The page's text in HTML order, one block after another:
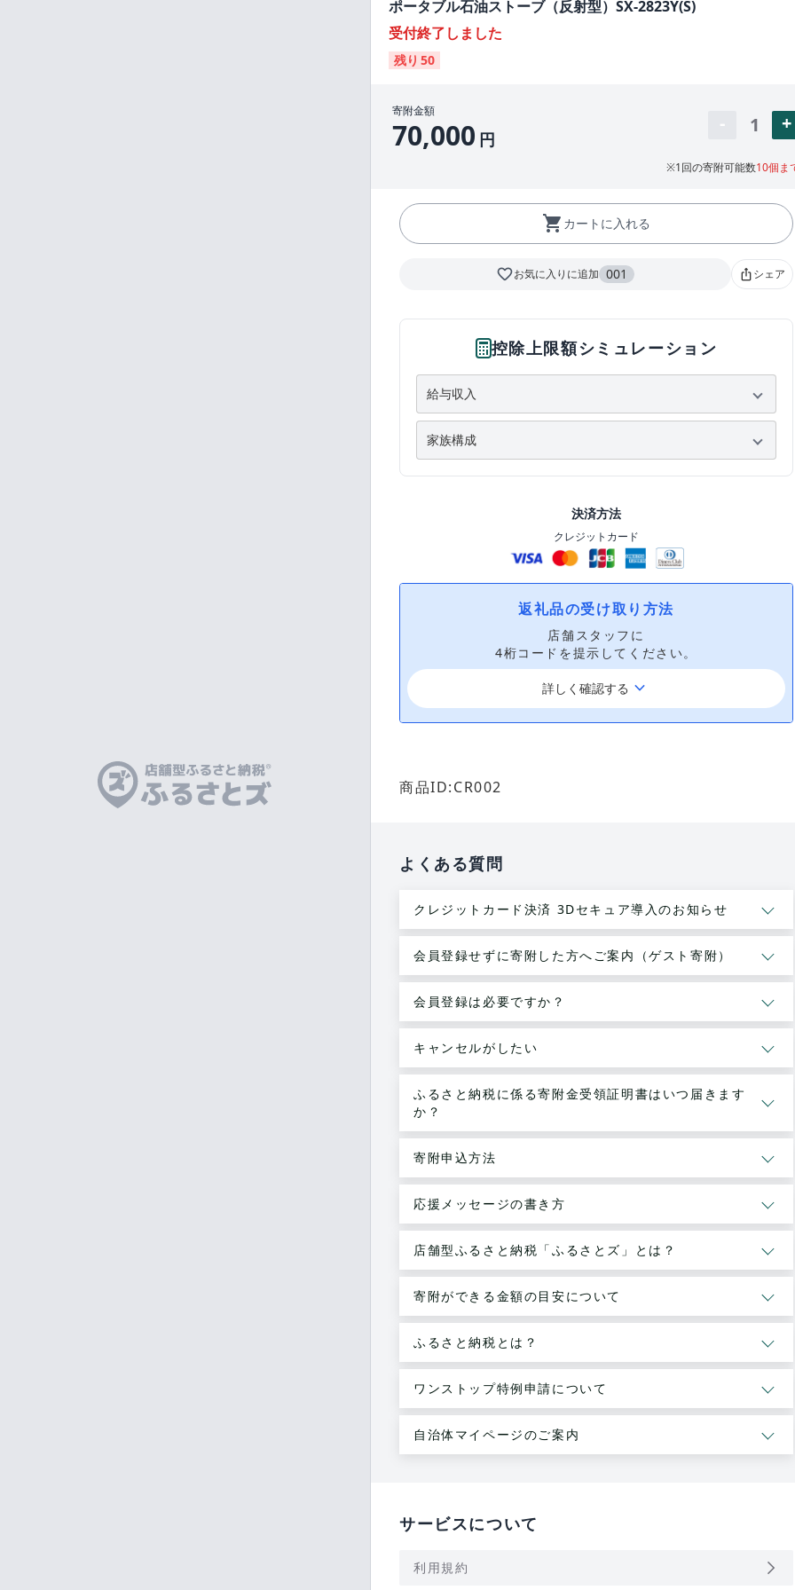
ポータブル石油ストーブ（反射型）SX-2823Y(S)
受付終了しました
残り 50
寄附金額
70,000 円
1
※1回の寄附可能数10個ま
shopping_cart カートに入れる
favorite_borderお気に入りに追加 001 ios_shareシェア
控除上限額シミュレーション
決済方法
クレジットカード
返礼品の受け取り方法
店舗スタッフに
4桁コードを提示してください。
詳しく確認する keyboard_arrow_down
商品ID:CR002
よくある質問
クレジットカード決済 3Dセキュア導入のお知らせ
会員登録せずに寄附した方へご案内（ゲスト寄附）
会員登録は必要ですか？
キャンセルがしたい
ふるさと納税に係る寄附金受領証明書はいつ届きます
か？
寄附申込方法
応援メッセージの書き方
店舗型ふるさと納税「ふるさとズ」とは？
寄附ができる金額の目安について
ふるさと納税とは？
ワンストップ特例申請について
自治体マイページのご案内
サービスについて
利用規約 arrow_forward_ios